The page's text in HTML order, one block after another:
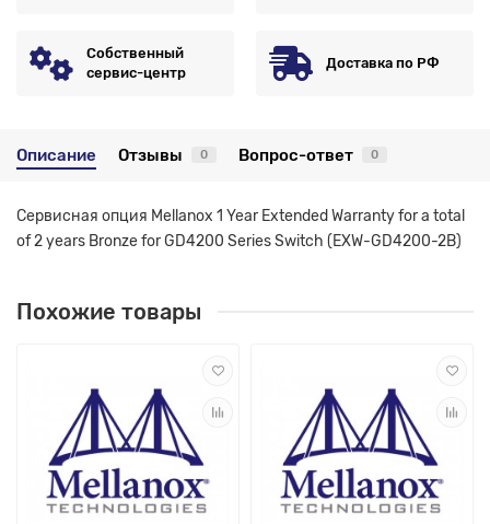
Собственный
сервис-центр
Доставка по РФ
Описание Отзывы 0 Вопрос-ответ 0
Сервисная опция Mellanox 1 Year Extended Warranty for a total
of 2 years Bronze for GD4200 Series Switch (EXW-GD4200-2B)
Похожие товары